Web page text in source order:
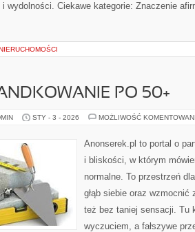
wydolności. Ciekawe kategorie: Znaczenie
PO 50+
STY - 3 - 2026 MOŻLIWOŚĆ
Anonserek.pl to portal o
i bliskości, w którym
normalne. To przestrzeń
głąb siebie oraz
też bez taniej sensacji. Tu
wyczuciem, a fałszywe